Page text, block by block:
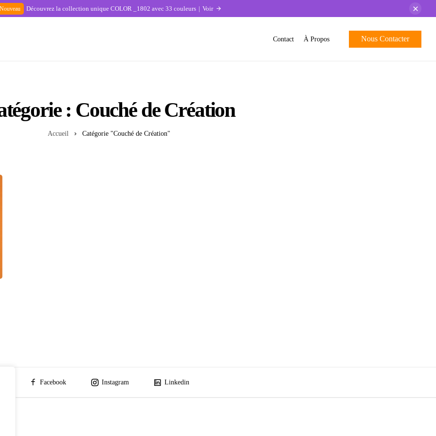
Nouveau Découvrez la collection unique COLOR _1802 avec 33 couleurs Voir
Contact À Propos Nous Contacter
À Propos
: Couché de Création
Accueil Catégorie "Couché de Création"
Facebook Instagram Linkedin